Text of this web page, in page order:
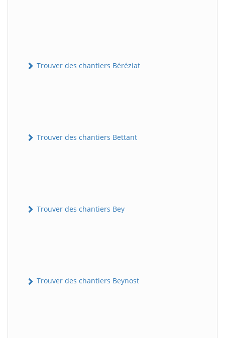
Trouver des chantiers Béréziat
Trouver des chantiers Bettant
Trouver des chantiers Bey
Trouver des chantiers Beynost